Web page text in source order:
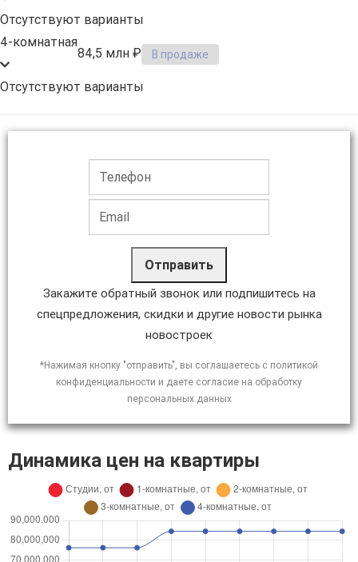
Отсутствуют варианты
4-комнатная
84,5 млн ₽ В продаже
Отсутствуют варианты
Отправить
Закажите обратный звонок или подпишитесь на
спецпредложения, скидки и другие новости рынка
новостроек
*Нажимая кнопку "отправить", вы соглашаетесь с политикой
конфиденциальности и даете согласие на обработку
персональных данных
Динамика цен на квартиры